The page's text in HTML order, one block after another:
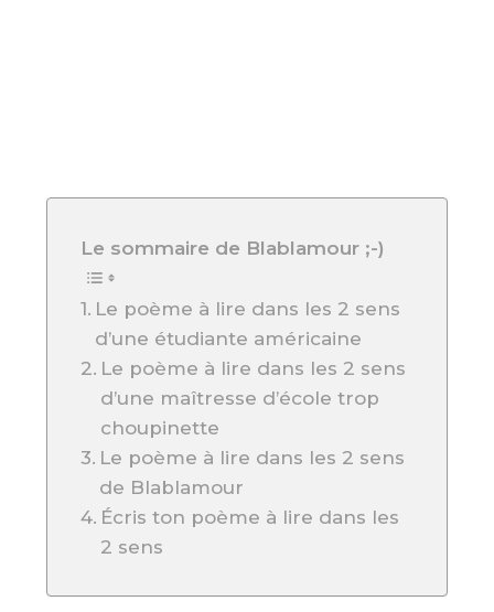
Le sommaire de Blablamour ;-)
Le poème à lire dans les 2 sens
d’une étudiante américaine
Le poème à lire dans les 2 sens
d’une maîtresse d’école trop
choupinette
Le poème à lire dans les 2 sens
de Blablamour
Écris ton poème à lire dans les
2 sens